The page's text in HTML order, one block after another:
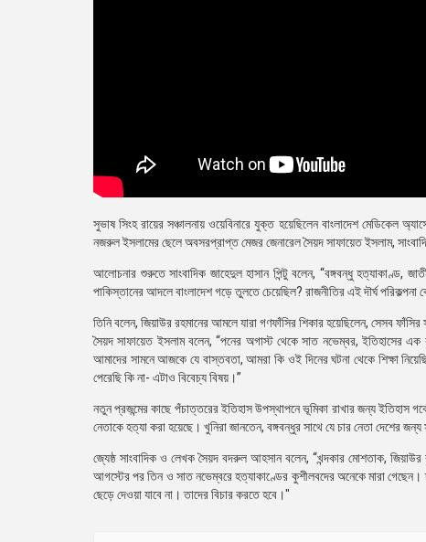
সুভাষ সিংহ রায়ের সঞ্চালনায় ওয়েবিনারে যুক্ত হয়েছিলেন বাংলাদেশ মেডিকেল
নজরুল ইসলামের ছেলে অবসরপ্রাপ্ত মেজর জেনারেল সৈয়দ সাফায়েত ইসলাম,
আলোচনার শুরুতে সাংবাদিক জাহেদুল হাসান পিন্টু বলেন, “বঙ্গবন্ধু হত্যাকাণ্ড,
পাকিস্তানের আদলে বাংলাদেশ গড়ে তুলতে চেয়েছিল? রাজনীতির এই দৗর্ঘ
তিনি বলেন, জিয়াউর রহমানের আমলে যারা গণফাঁসির শিকার হয়েছিলেন, সেসব ফাঁসির
সৈয়দ সাফায়েত ইসলাম বলেন, “পনের অগাস্ট থেকে সাত নভেম্বর, ইতিহাসের
আমাদের সামনে আজকে যে বাস্তবতা, আমরা কি ওই দিনের ঘটনা থেকে শিক্ষা
পেরেছি কি না- এটাও বিবেচ্য বিষয়।”
নতুন প্রজন্মের কাছে পঁচাত্তরের ইতিহাস উপস্থাপনে ভূমিকা রাখার জন্য ইতিহাস
নেতাকে হত্যা করা হয়েছে। খুনিরা জানতেন, বঙ্গবন্ধুর সাথে যে চার নেতা দেশের
জ্যেষ্ঠ সাংবাদিক ও লেখক সৈয়দ বদরুল আহসান বলেন, “খন্দকার মোশতাক,
আগস্টের পর তিন ও সাত নভেম্বরে হত্যাকাণ্ডের কুশীলবদের অনেকে মারা
ছেড়ে দেওয়া যাবে না। তাদের বিচার করতে হবে।"